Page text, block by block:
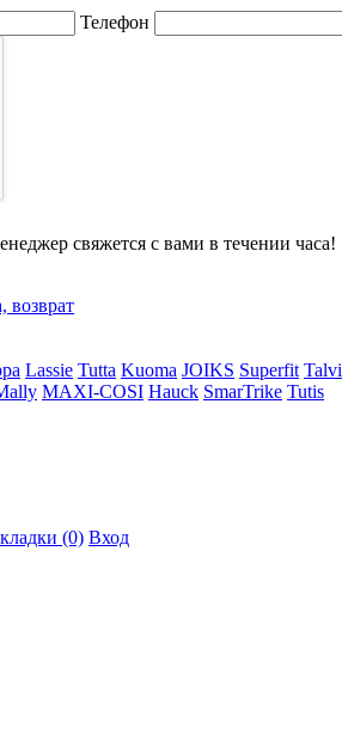
Телефон
свяжется с вами в течении часа!
возврат
Lassie Tutta Kuoma JOIKS Superfit Talvi
MAXI-COSI Hauck SmarTrike Tutis
(0) Вход